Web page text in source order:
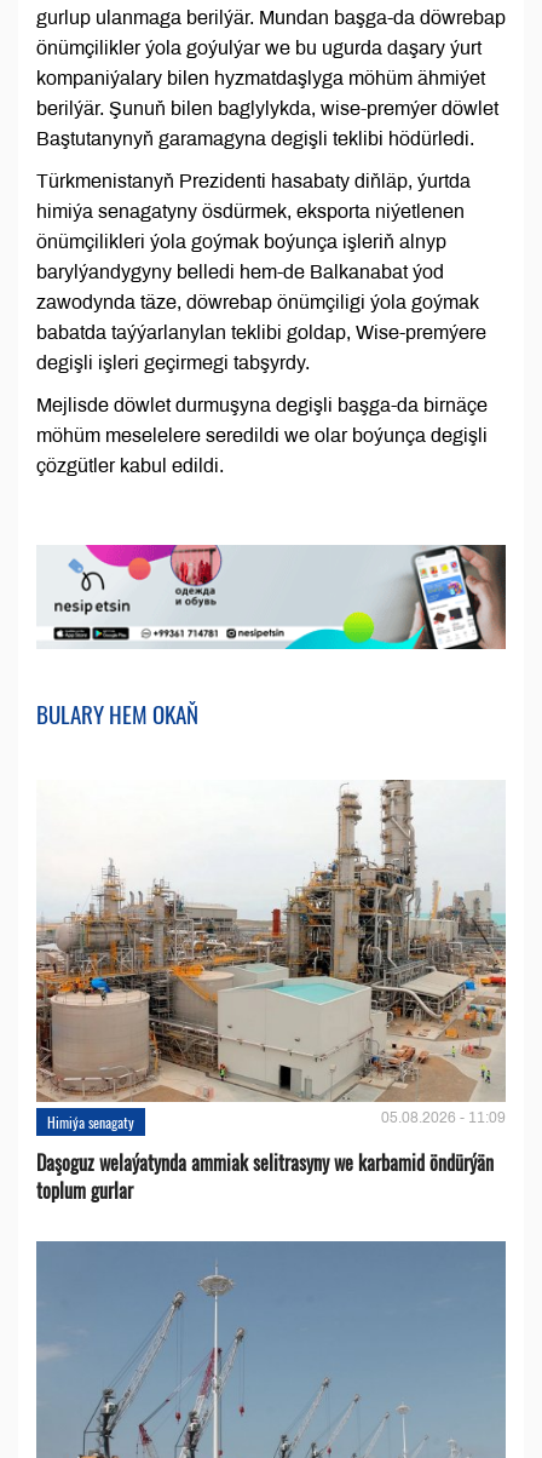
gurlup ulanmaga berilýär. Mundan başga-da döwrebap
önümçilikler ýola goýulýar we bu ugurda daşary ýurt
kompaniýalary bilen hyzmatdaşlyga möhüm ähmiýet
berilýär. Şunuň bilen baglylykda, wise-premýer döwlet
Baştutanynyň garamagyna degişli teklibi hödürledi.
Türkmenistanyň Prezidenti hasabaty diňläp, ýurtda
himiýa senagatyny ösdürmek, eksporta niýetlenen
önümçilikleri ýola goýmak boýunça işleriň alnyp
barylýandygyny belledi hem-de Balkanabat ýod
zawodynda täze, döwrebap önümçiligi ýola goýmak
babatda taýýarlanylan teklibi goldap, Wise-premýere
degişli işleri geçirmegi tabşyrdy.
Mejlisde döwlet durmuşyna degişli başga-da birnäçe
möhüm meselelere seredildi we olar boýunça degişli
çözgütler kabul edildi.
BULARY HEM OKAŇ
Himiýa senagaty 05.08.2026 - 11:09
Daşoguz welaýatynda ammiak selitrasyny we karbamid öndürýän
toplum gurlar